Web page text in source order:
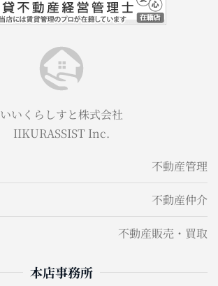
いいくらしすと株式会社
IIKURASSIST Inc.
不動産管理
不動産仲介
不動産販売・買取
本店事務所